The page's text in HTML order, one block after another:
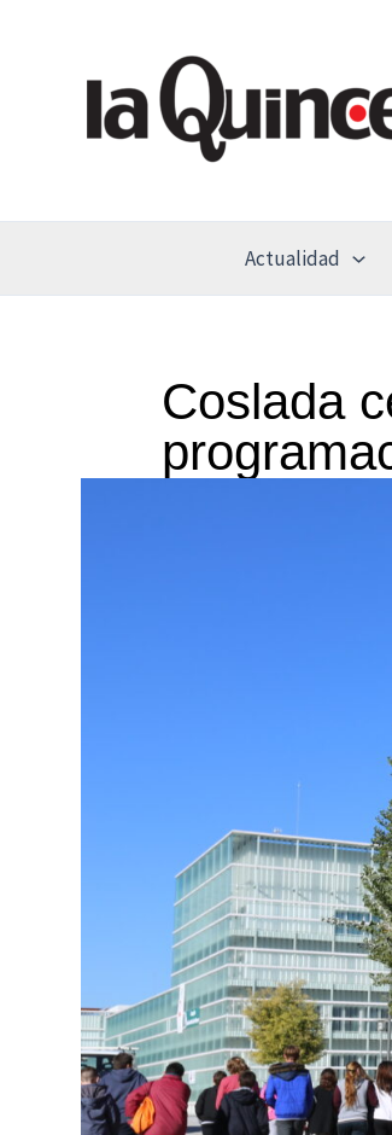
contenido
Actualidad
Coslada